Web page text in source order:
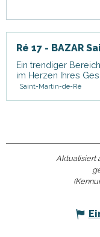
Ré 17 - BAZAR
Ein trendiger
im Herzen Ihres
Saint-Martin-de-Ré
Aktualisiert